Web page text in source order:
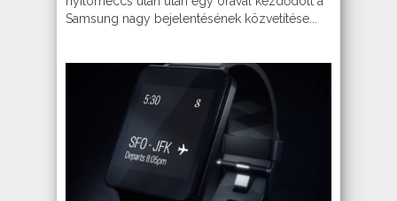
Samsung nagy bejelentésének közvetítése...